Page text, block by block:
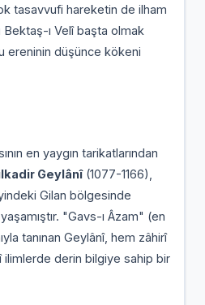
tasavvufi hareketin de ilham
Bektaş-ı Velî başta olmak
ereninin düşünce kökeni
en yaygın tarikatlarından
Geylânî(1077-1166),
Gilan bölgesinde
"Gavs-ı Âzam" (en
tanınan Geylânî, hem zâhirî
ilimlerde derin bilgiye sahip bir